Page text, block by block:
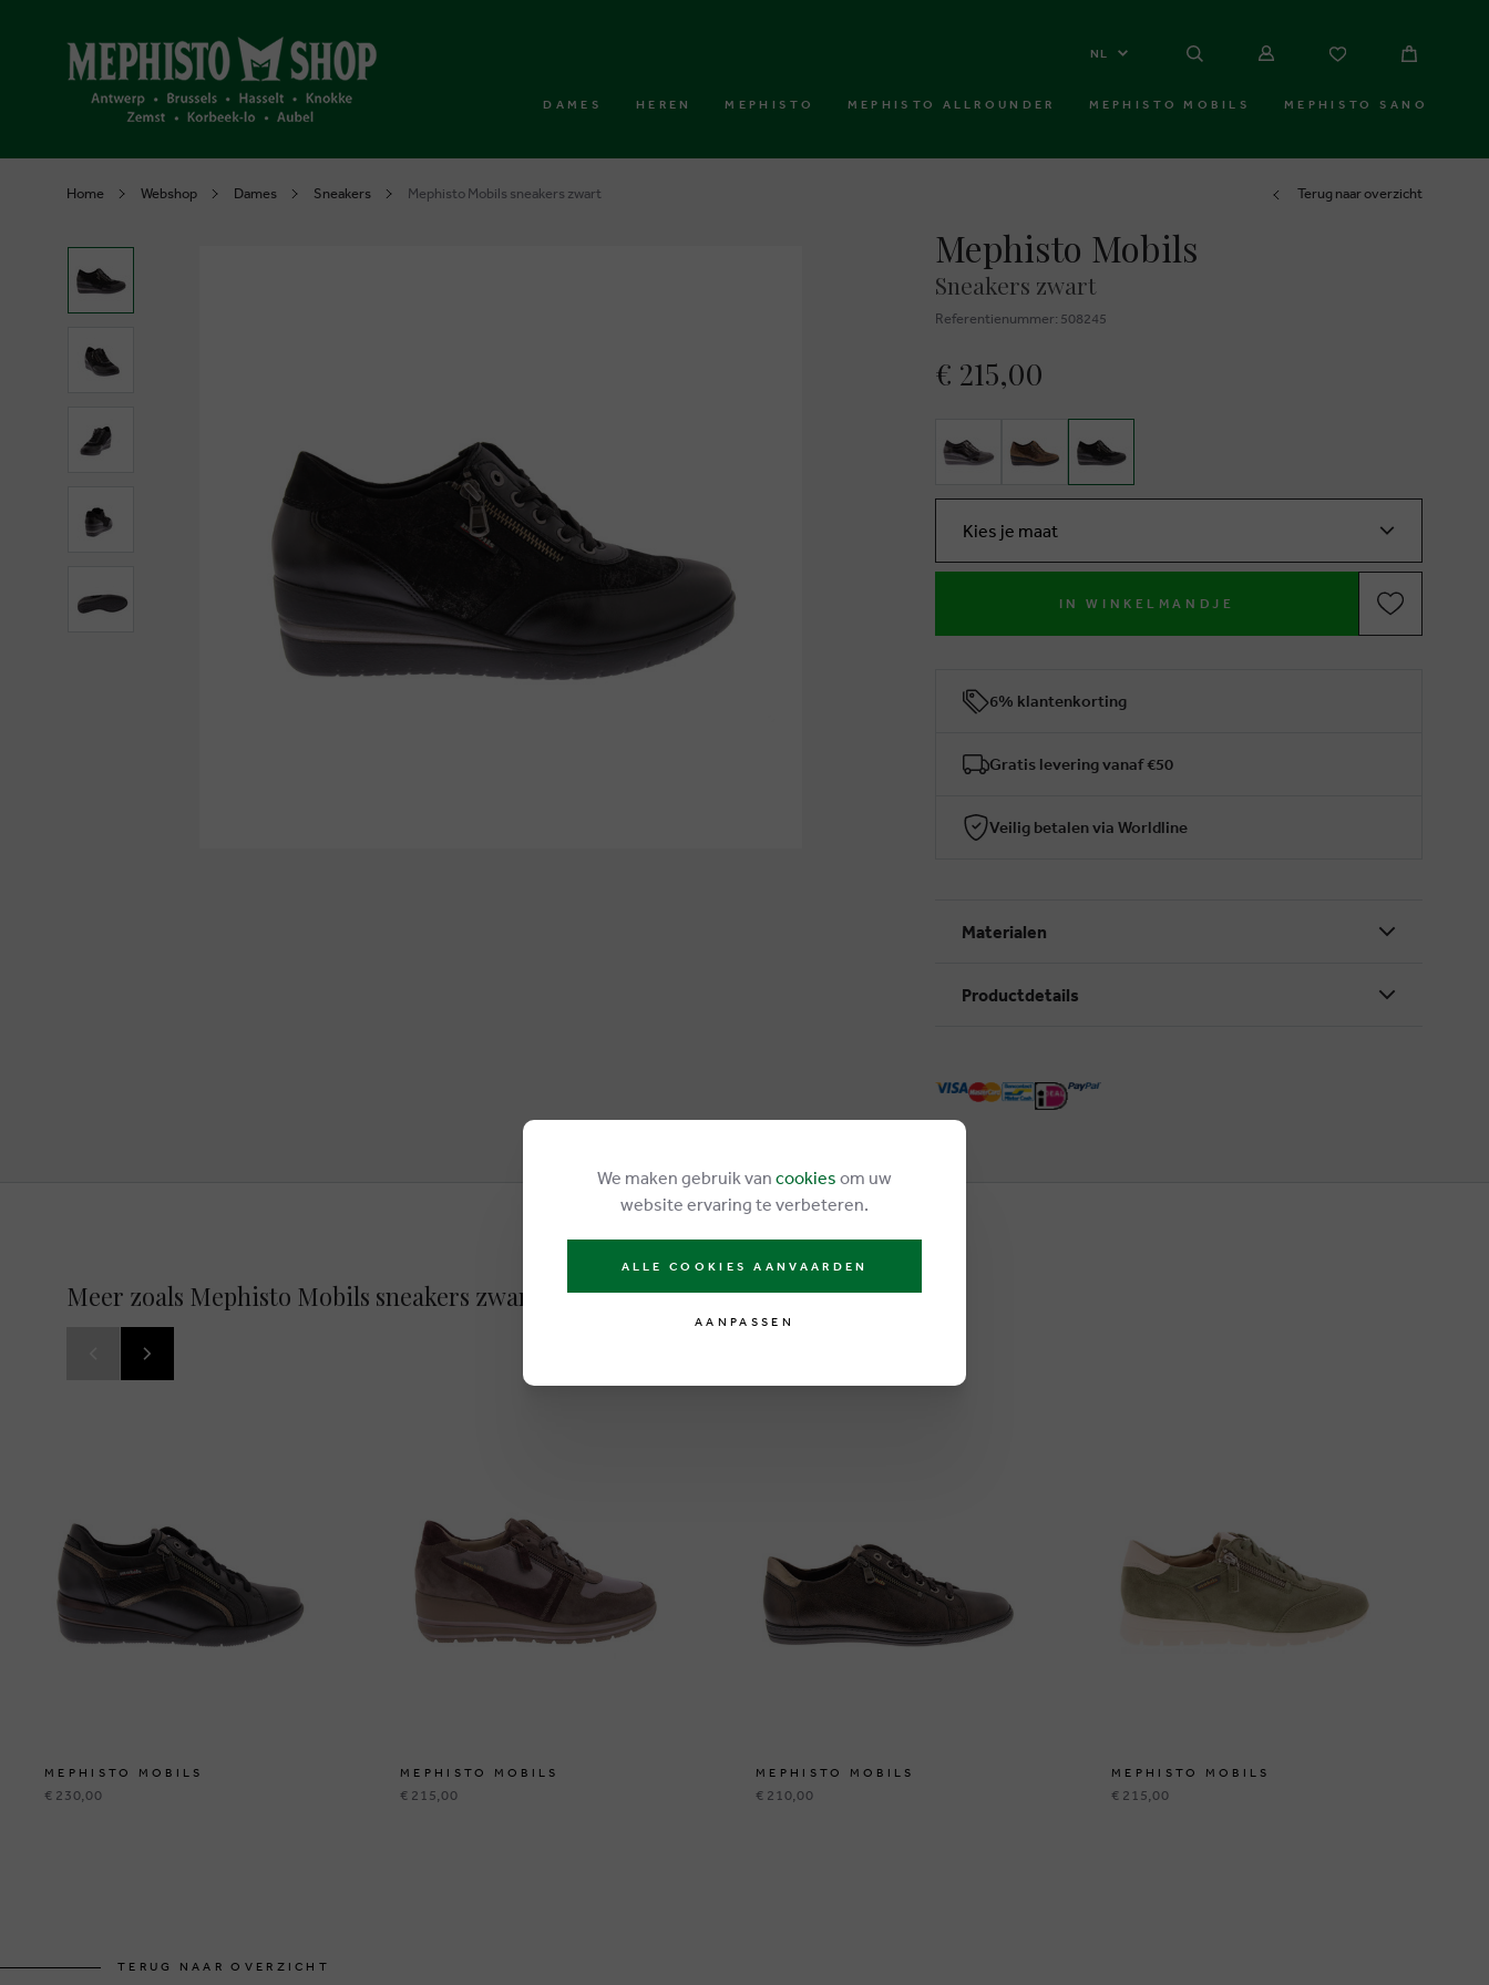
NL
DAMES HEREN MEPHISTO MEPHISTO ALLROUNDER MEPHISTO MOBILS MEPHISTO SANO
Home Webshop Dames Sneakers Mephisto Mobils sneakers zwart Terug naar overzicht
Mephisto Mobils
Sneakers zwart
Referentienummer: 508245
€ 215,00
Kies je maat
IN WINKELMANDJE
6% klantenkorting
Gratis levering vanaf €50
Veilig betalen via Worldline
Materialen
Productdetails
Meer zoals Mephisto Mobils sneakers zwart
MEPHISTO MOBILS
€ 230,00
MEPHISTO MOBILS
€ 215,00
MEPHISTO MOBILS
€ 210,00
MEPHISTO MOBILS
€ 215,00
TERUG NAAR OVERZICHT
We maken gebruik van cookies om uw
website ervaring te verbeteren.
ALLE COOKIES AANVAARDEN
AANPASSEN